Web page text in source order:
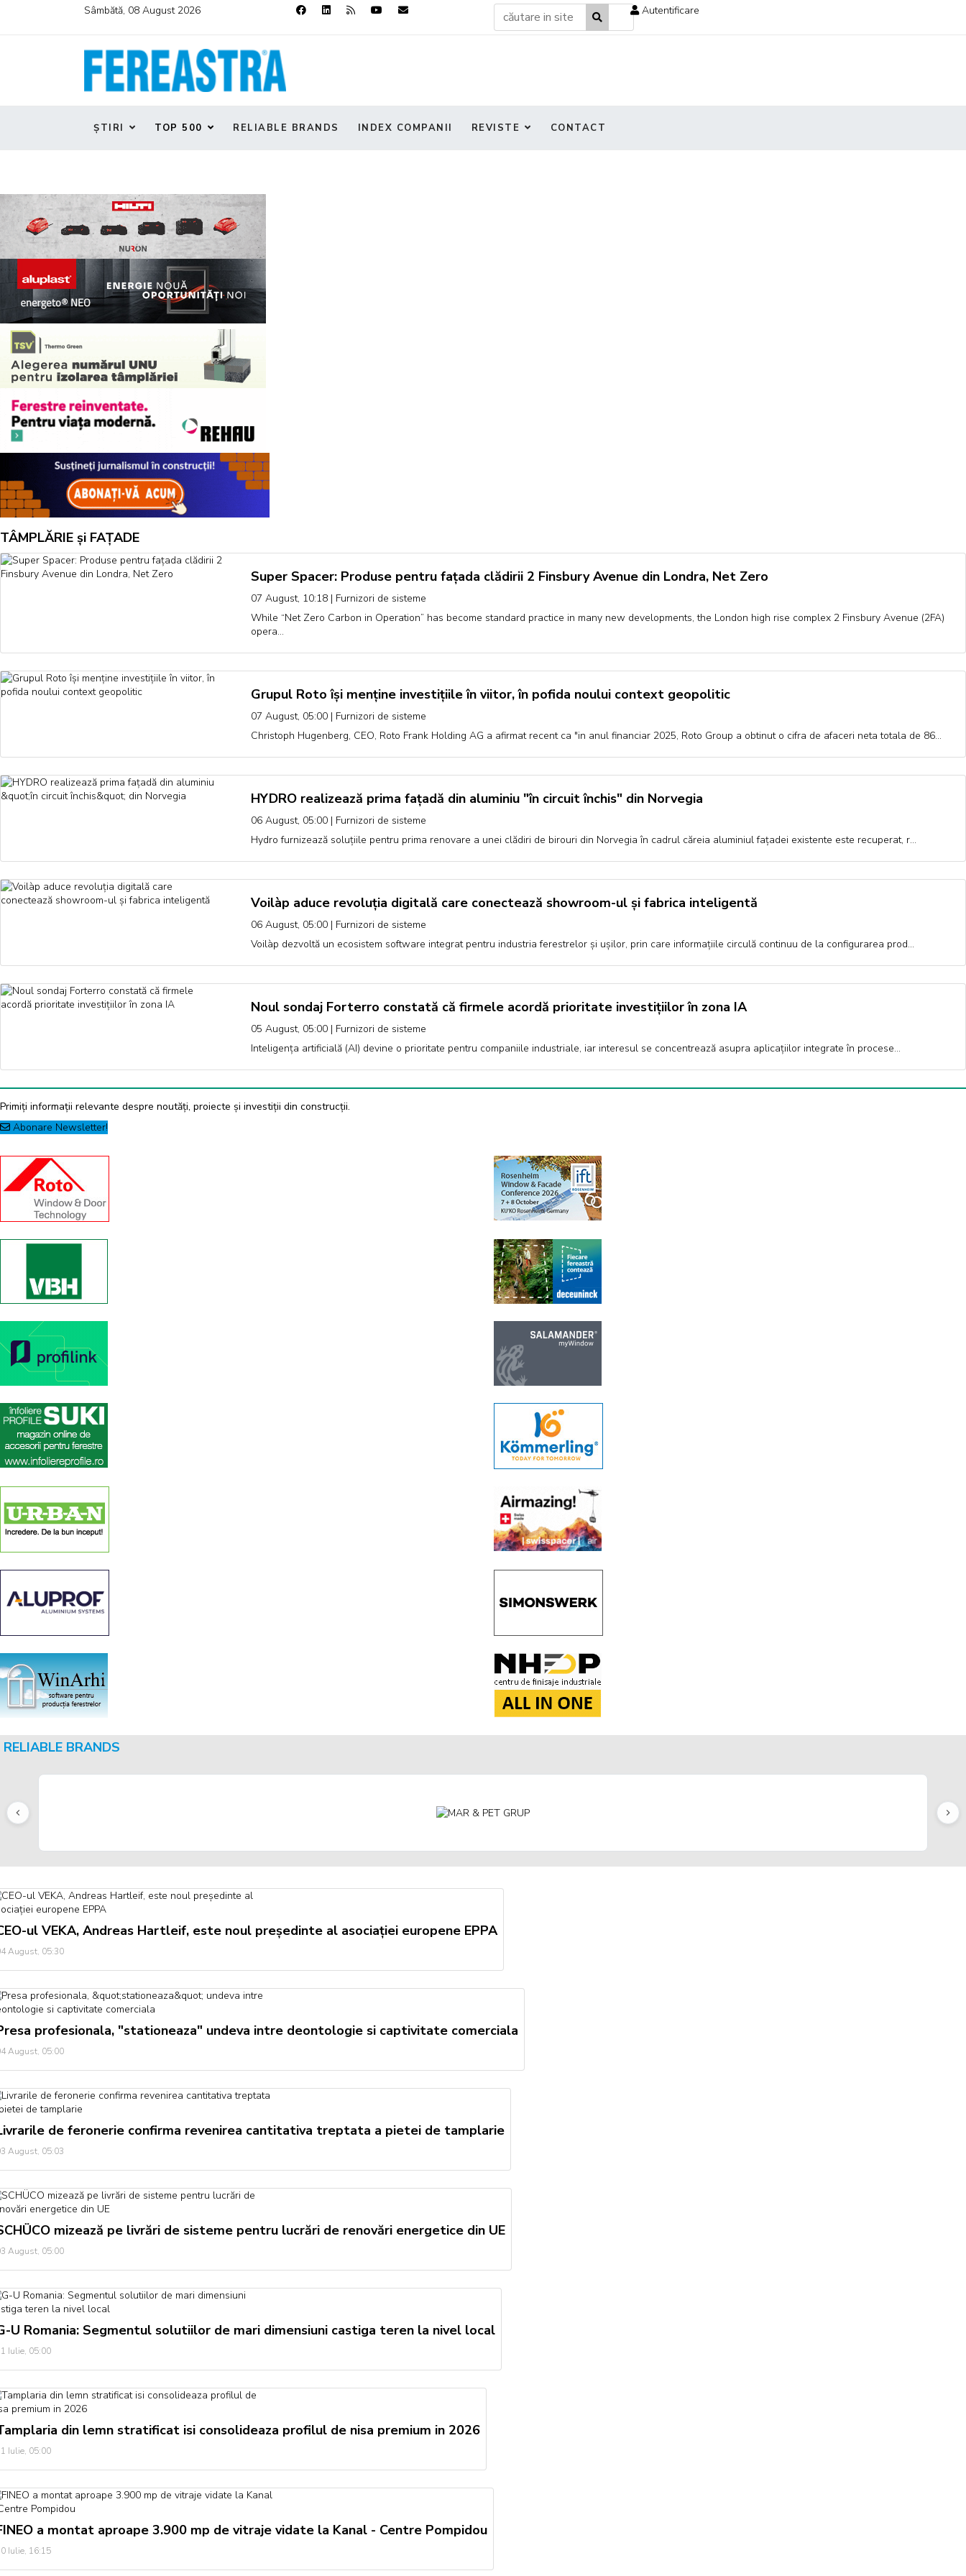
Sâmbătă, 08 August 2026 Autentificare
ȘTIRI TOP 500 RELIABLE BRANDS INDEX COMPANII REVISTE CONTACT
TÂMPLĂRIE și FAȚADE
Super Spacer: Produse pentru fațada clădirii 2 Finsbury Avenue din Londra, Net Zero
07 August, 10:18 | Furnizori de sisteme
While “Net Zero Carbon in Operation” has become standard practice in many new developments, the London high rise complex 2 Finsbury Avenue (2FA)
opera…
Grupul Roto își menține investițiile în viitor, în pofida noului context geopolitic
07 August, 05:00 | Furnizori de sisteme
Christoph Hugenberg, CEO, Roto Frank Holding AG a afirmat recent ca "in anul financiar 2025, Roto Group a obtinut o cifra de afaceri neta totala de 86…
HYDRO realizează prima fațadă din aluminiu "în circuit închis" din Norvegia
06 August, 05:00 | Furnizori de sisteme
Hydro furnizează soluțiile pentru prima renovare a unei clădiri de birouri din Norvegia în cadrul căreia aluminiul fațadei existente este recuperat, r…
Voilàp aduce revoluția digitală care conectează showroom-ul și fabrica inteligentă
06 August, 05:00 | Furnizori de sisteme
Voilàp dezvoltă un ecosistem software integrat pentru industria ferestrelor și ușilor, prin care informațiile circulă continuu de la configurarea prod…
Noul sondaj Forterro constată că firmele acordă prioritate investițiilor în zona IA
05 August, 05:00 | Furnizori de sisteme
Inteligența artificială (AI) devine o prioritate pentru companiile industriale, iar interesul se concentrează asupra aplicațiilor integrate în procese…
Primiți informații relevante despre noutăți, proiecte și investiții din construcții.
Abonare Newsletter!
RELIABLE BRANDS
ul VEKA, Andreas Hartleif, este noul președinte al asociației europene EPPA
August, 05:30
profesionala, "stationeaza" undeva intre deontologie si captivitate comerciala
August, 05:00
de feronerie confirma revenirea cantitativa treptata a pietei de tamplarie
August, 05:03
mizează pe livrări de sisteme pentru lucrări de renovări energetice din UE
August, 05:00
U Romania: Segmentul solutiilor de mari dimensiuni castiga teren la nivel local
Iulie, 05:00
din lemn stratificat isi consolideaza profilul de nisa premium in 2026
Iulie, 05:00
a montat aproape 3.900 mp de vitraje vidate la Kanal - Centre Pompidou
Iulie, 16:15